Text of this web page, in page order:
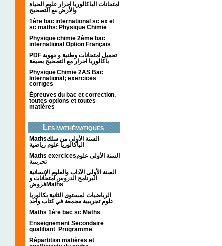
امتحانات الباكالوريا احرار علوم الحياة
والأرض مع التصحيح
1ère bac international sc ex et
sc maths: Physique Chimie
Physique chimie 2ème bac
international Option Français
PDF تحميل امتحانات وطنية و جهوية
باكالوريا احرار مع التصحيح بصيغة
Physique Chimie 2AS Bac
International; exercices
corriges
Épreuves du bac et correction,
toutes options et toutes
matières
Les mathématiques
Mathsالسنة الأولى من سلك
الباكالوريا علوم رياضية
Maths exercicesالسنة الأولى علوم
تجريبية
السنة الأولى الآداب والعلوم الإنسانية
البرنامج الدروس امتحانات و
فروضMaths
الرياضيات لمستوى الثانية بكالوريا
علوم تجريبية مجمعة في كتاب واحد
Maths 1ère bac sc Maths
Enseignement Secondaire
qualifiant: Programme
Répartition matières et